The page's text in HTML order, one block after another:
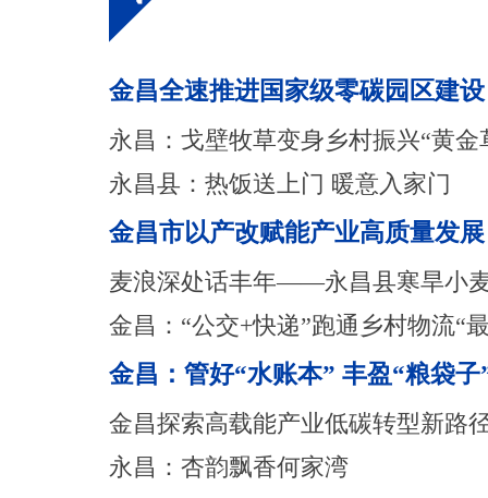
金昌全速推进国家级零碳园区建设
永昌：戈壁牧草变身乡村振兴“黄金
永昌县：热饭送上门 暖意入家门
金昌市以产改赋能产业高质量发展
麦浪深处话丰年——永昌县寒旱小
金昌：“公交+快递”跑通乡村物流“
金昌：管好“水账本” 丰盈“粮袋子
金昌探索高载能产业低碳转型新路
永昌：杏韵飘香何家湾